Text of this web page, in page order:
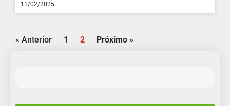
11/02/2025
« Anterior 1 2 Próximo »